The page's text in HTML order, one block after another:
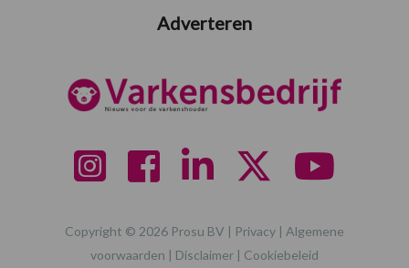
Adverteren
Copyright © 2026 Prosu BV | Privacy | Algemene
voorwaarden | Disclaimer | Cookiebeleid